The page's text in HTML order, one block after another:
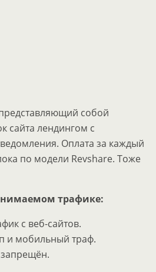
собой
сайта лендингом с
Оплата за каждый
по модели Revshare. Тоже
трафике:
с веб-сайтов.
и мобильный траф.